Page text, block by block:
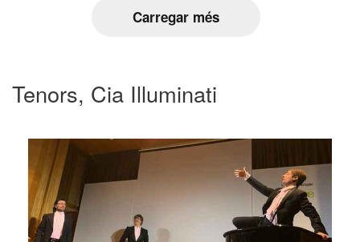
Carregar més
Tenors, Cia Illuminati